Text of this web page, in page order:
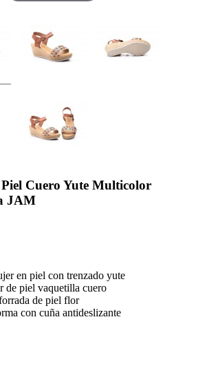
Cuero Yute Multicolor
JAM
en piel con trenzado yute
de piel vaquetilla cuero
de piel flor
con cuña antideslizante